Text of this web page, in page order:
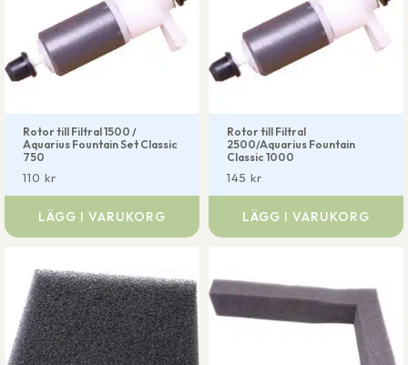
Rotor till Filtral 1500 /
Aquarius Fountain Set Classic
750
110 kr
LÄGG I VARUKORG
Rotor till Filtral
2500/Aquarius Fountain
Classic 1000
145 kr
LÄGG I VARUKORG